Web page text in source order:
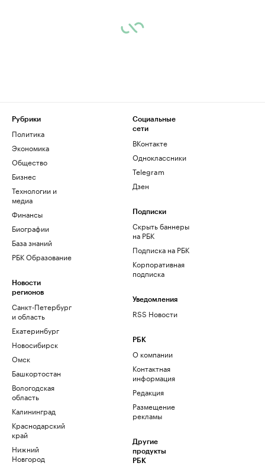
Рубрики
Политика
Экономика
Общество
Бизнес
Технологии и
медиа
Финансы
Биографии
База знаний
РБК Образование
Новости
регионов
Санкт-Петербург
и область
Екатеринбург
Новосибирск
Омск
Башкортостан
Вологодская
область
Калининград
Краснодарский
край
Нижний
Новгород
Социальные
сети
ВКонтакте
Одноклассники
Telegram
Дзен
Подписки
Скрыть баннеры
на РБК
Подписка на РБК
Корпоративная
подписка
Уведомления
RSS Новости
РБК
О компании
Контактная
информация
Редакция
Размещение
рекламы
Другие
продукты
РБК